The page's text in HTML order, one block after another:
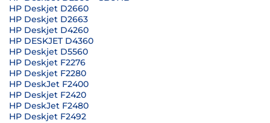
HP Deskjet D2660
HP Deskjet D2663
HP Deskjet D4260
HP DESKJET D4360
HP Deskjet D5560
HP Deskjet F2276
HP Deskjet F2280
HP DeskJet F2400
HP Deskjet F2420
HP DeskJet F2480
HP Deskjet F2492